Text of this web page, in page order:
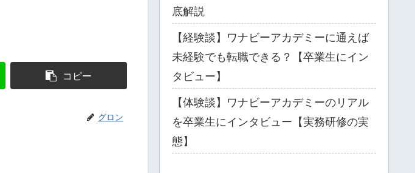
コピー
グロン
底解説
【経験談】ワナビーアカデミーに通えば
未経験でも転職できる？【卒業生にイン
タビュー】
【体験談】ワナビーアカデミーのリアル
を卒業生にインタビュー【実務研修の実
態】